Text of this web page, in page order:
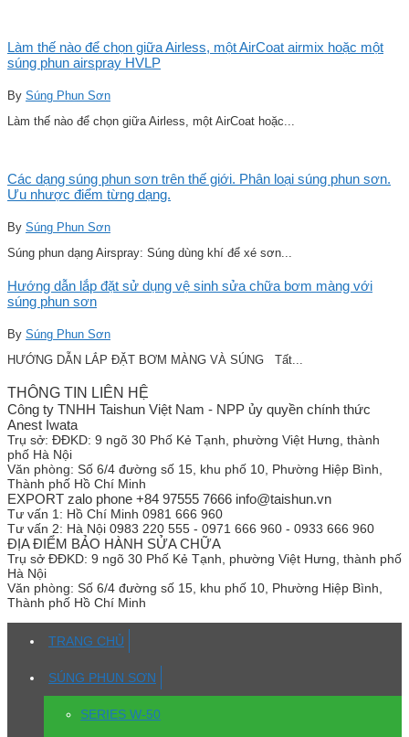
Làm thế nào để chọn giữa Airless, một AirCoat airmix hoặc một
súng phun airspray HVLP
By Súng Phun Sơn
Làm thế nào để chọn giữa Airless, một AirCoat hoặc...
Các dạng súng phun sơn trên thế giới. Phân loại súng phun sơn.
Ưu nhược điểm từng dạng.
By Súng Phun Sơn
Súng phun dạng Airspray: Súng dùng khí để xé sơn...
Hướng dẫn lắp đặt sử dụng vệ sinh sửa chữa bơm màng với
súng phun sơn
By Súng Phun Sơn
HƯỚNG DẪN LẮP ĐẶT BƠM MÀNG VÀ SÚNG Tất...
THÔNG TIN LIÊN HỆ
Công ty TNHH Taishun Việt Nam - NPP ủy quyền chính thức
Anest Iwata
Trụ sở: ĐĐKD: 9 ngõ 30 Phố Kẻ Tạnh, phường Việt Hưng, thành
phố Hà Nội
Văn phòng: Số 6/4 đường số 15, khu phố 10, Phường Hiệp Bình,
Thành phố Hồ Chí Minh
EXPORT zalo phone +84 97555 7666 info@taishun.vn
Tư vấn 1: Hồ Chí Minh 0981 666 960
Tư vấn 2: Hà Nội 0983 220 555 - 0971 666 960 - 0933 666 960
ĐỊA ĐIỂM BẢO HÀNH SỬA CHỮA
Trụ sở ĐĐKD: 9 ngõ 30 Phố Kẻ Tạnh, phường Việt Hưng, thành phố
Hà Nội
Văn phòng: Số 6/4 đường số 15, khu phố 10, Phường Hiệp Bình,
Thành phố Hồ Chí Minh
TRANG CHỦ
SÚNG PHUN SƠN
SERIES W-50